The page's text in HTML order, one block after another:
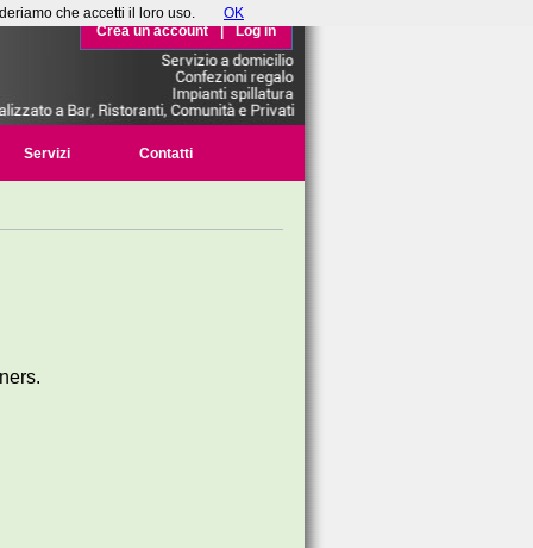
Crea un account | Log in
Servizi Contatti
che accetti il loro uso. OK